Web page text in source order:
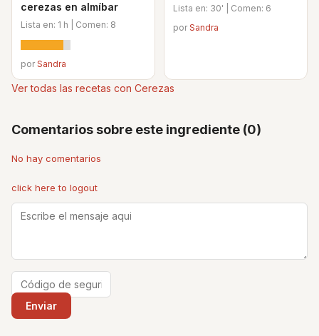
cerezas en almíbar
Lista en: 1 h | Comen: 8
porSandra
Lista en: 30' | Comen: 6
porSandra
Ver todas las recetas con Cerezas
Comentarios sobre este ingrediente (0)
No hay comentarios
click here to logout